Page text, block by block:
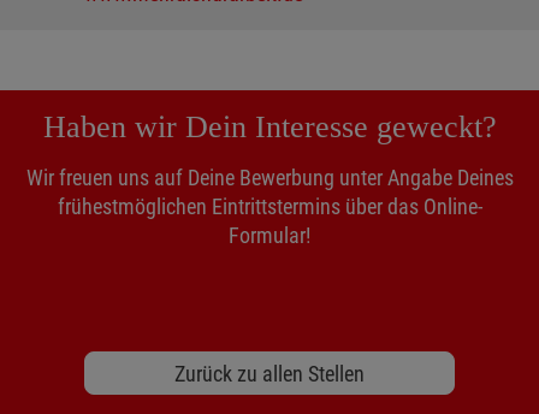
Haben wir Dein Interesse geweckt?
Wir freuen uns auf Deine Bewerbung unter Angabe Deines
frühestmöglichen Eintrittstermins über das Online-
Formular!
Zurück zu allen Stellen